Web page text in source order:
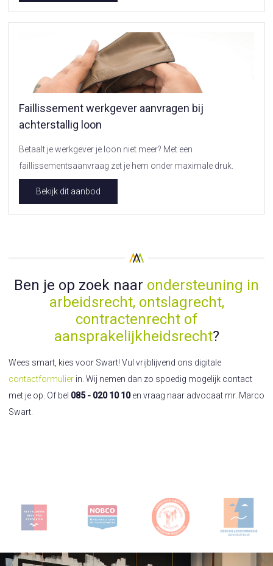
Faillissement werkgever aanvragen bij
achterstallig loon
Betaalt je werkgever je loon niet meer? Met een
faillissementsaanvraag zet je hem onder maximale druk.
Bekijk dit aanbod
Ben je op zoek naar ondersteuning in
arbeidsrecht, ontslagrecht,
contractenrecht of
aansprakelijkheidsrecht?
Wees smart, kies voor Swart! Vul vrijblijvend ons digitale
contactformulier in. Wij nemen dan zo spoedig mogelijk contact
met je op. Of bel 085 - 020 10 10en vraag naar advocaat mr. Marco
Swart.